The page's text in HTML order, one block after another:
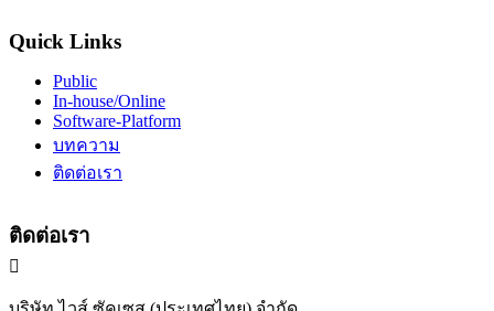
Quick Links
Public
In-house/Online
Software-Platform
บทความ
ติดต่อเรา
ติดต่อเรา